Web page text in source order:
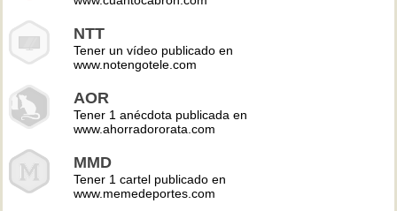
NTT
Tener un vídeo publicado en
www.notengotele.com
AOR
Tener 1 anécdota publicada en
www.ahorradororata.com
MMD
Tener 1 cartel publicado en
www.memedeportes.com